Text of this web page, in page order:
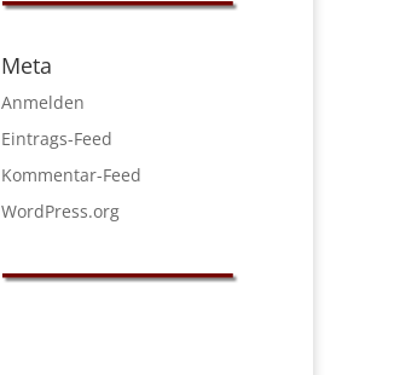
Meta
Anmelden
Eintrags-Feed
Kommentar-Feed
WordPress.org